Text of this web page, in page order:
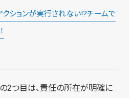
クションが実行されない!?チームで
2つ目は、責任の所在が明確に